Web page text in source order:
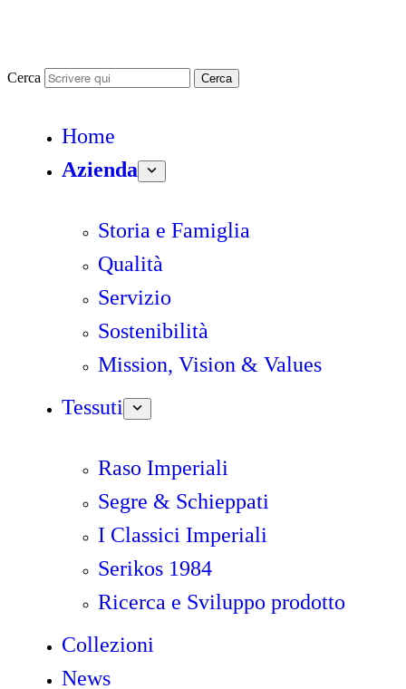
Cerca Cerca
Home
Azienda
Storia e Famiglia
Qualità
Servizio
Sostenibilità
Mission, Vision & Values
Tessuti
Raso Imperiali
Segre & Schieppati
I Classici Imperiali
Serikos 1984
Ricerca e Sviluppo prodotto
Collezioni
News